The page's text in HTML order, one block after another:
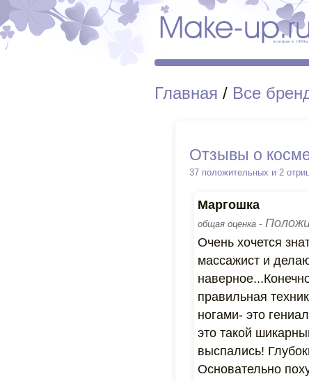
Главная / Все
Отзывы о
37 положительных и 2
Маргошка
общая оценка -
Очень хочется
массажист и
правильная
ногами- это
это такой
выспались!
Основательно